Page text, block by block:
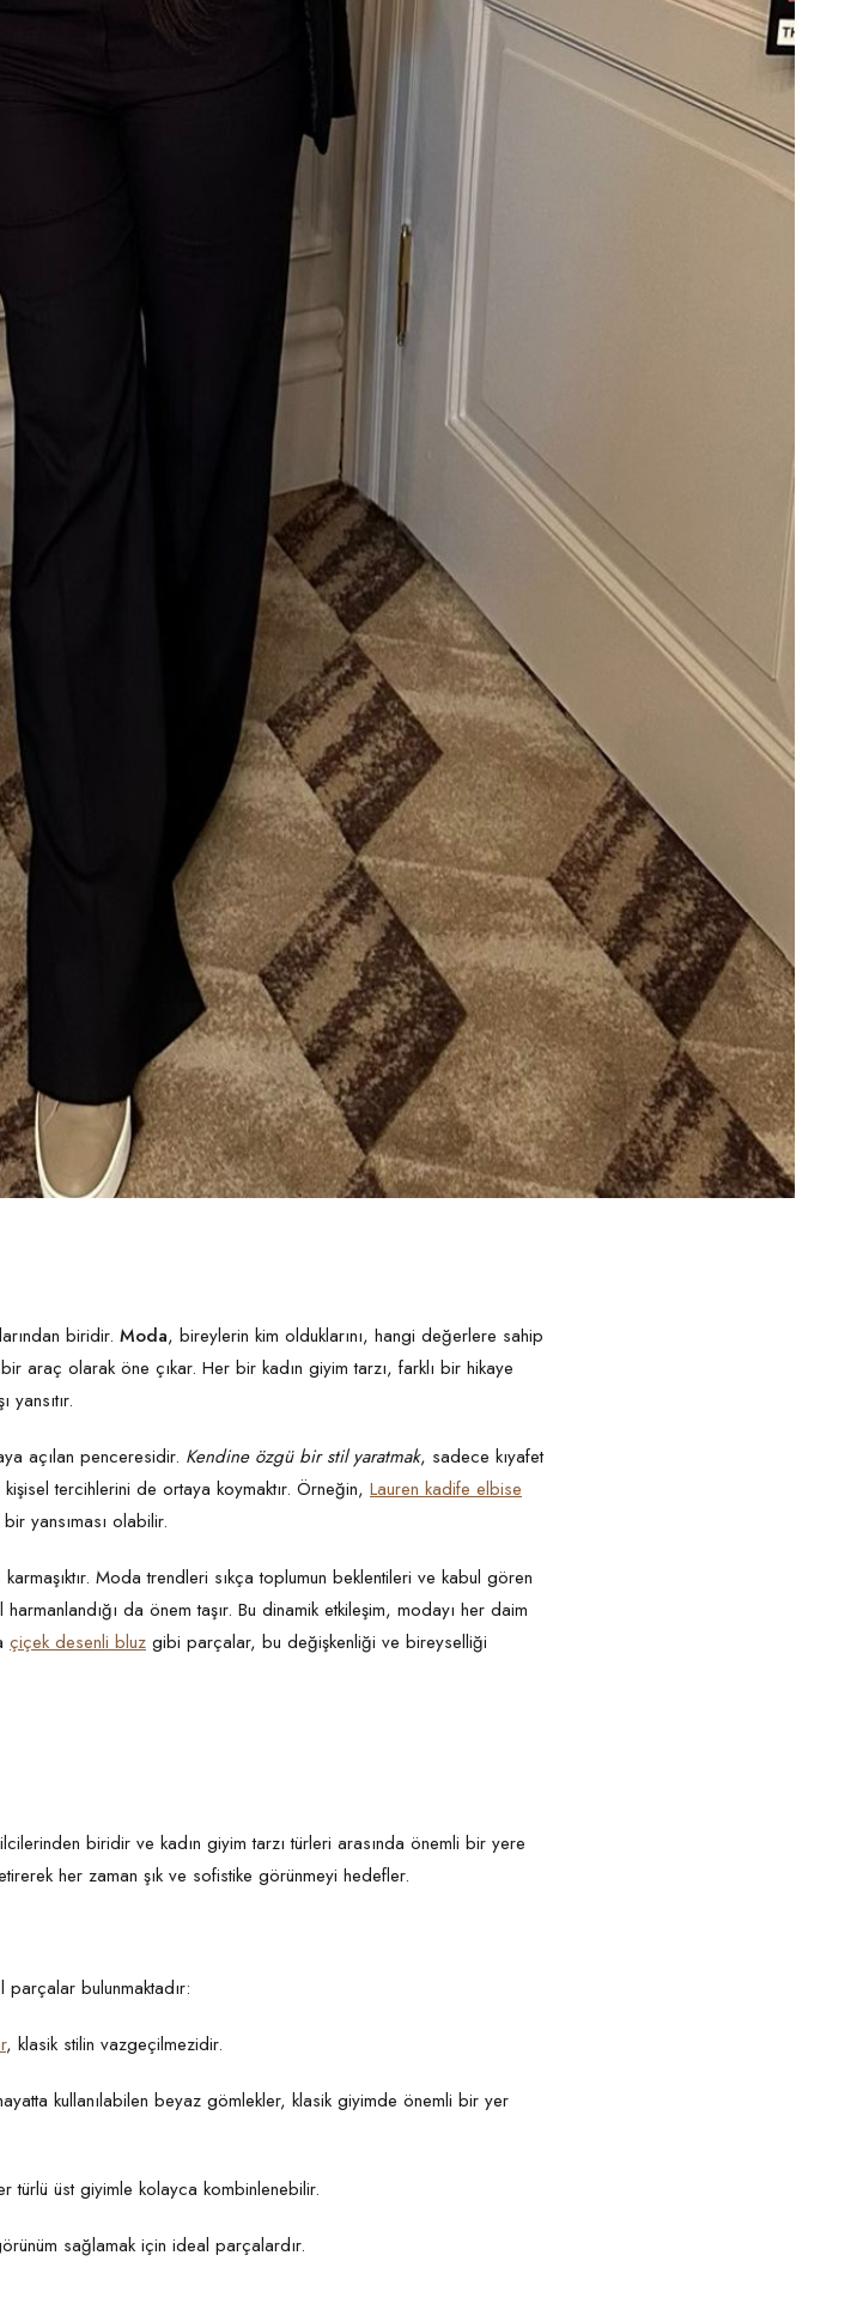
biridir. Moda, bireylerin kim olduklarını, hangi değerlere sahip
araç olarak öne çıkar. Her bir kadın giyim tarzı, farklı bir hikaye
yansıtır.
açılan penceresidir. Kendine özgü bir stil yaratmak, sadece kıyafet
tercihlerini de ortaya koymaktır. Örneğin, Lauren kadife elbise
yansıması olabilir.
Moda trendleri sıkça toplumun beklentileri ve kabul gören
da önem taşır. Bu dinamik etkileşim, modayı her daim
çiçek desenli bluz gibi parçalar, bu değişkenliği ve bireyselliği
biridir ve kadın giyim tarzı türleri arasında önemli bir yere
her zaman şık ve sofistike görünmeyi hedefler.
parçalar bulunmaktadır:
, klasik stilin vazgeçilmezidir.
kullanılabilen beyaz gömlekler, klasik giyimde önemli bir yer
türlü üst giyimle kolayca kombinlenebilir.
sağlamak için ideal parçalardır.